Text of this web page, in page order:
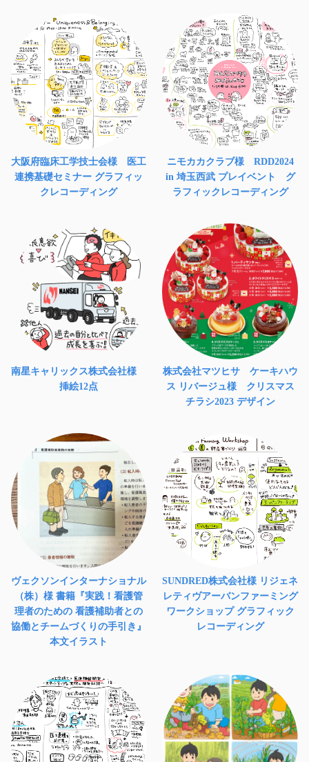
大阪府臨床工学技士会様 医工
連携基礎セミナー グラフィッ
クレコーディング
ニモカカクラブ様 RDD2024
in 埼玉西武 プレイベント グ
ラフィックレコーディング
南星キャリックス株式会社様
挿絵12点
株式会社マツヒサ ケーキハウ
ス リバージュ様 クリスマス
チラシ2023 デザイン
ヴェクソンインターナショナル
（株）様 書籍『実践！看護管
理者のための 看護補助者との
協働とチームづくりの手引き』
本文イラスト
SUNDRED株式会社様 リジェネ
レティヴアーバンファーミング
ワークショップ グラフィック
レコーディング